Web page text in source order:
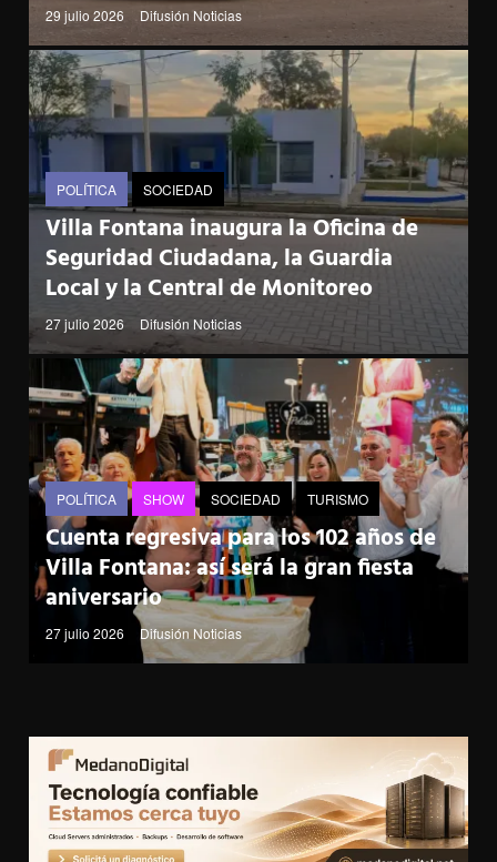
29 julio 2026 Difusión Noticias
POLÍTICA SOCIEDAD
Villa Fontana inaugura la Oficina de
Seguridad Ciudadana, la Guardia
Local y la Central de Monitoreo
27 julio 2026 Difusión Noticias
POLÍTICA SHOW SOCIEDAD TURISMO
Cuenta regresiva para los 102 años de
Villa Fontana: así será la gran fiesta
aniversario
27 julio 2026 Difusión Noticias